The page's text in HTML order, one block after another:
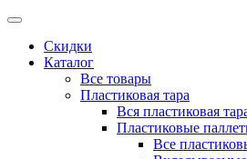
Скидки
Каталог
Все товары
Пластиковая тара
Вся пластиковая
Пластиковые
Все